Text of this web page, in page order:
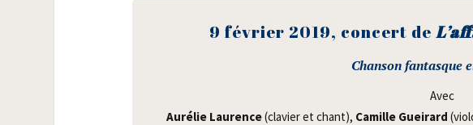
9 février 2019, concert de
Chan­son fan­tasque
Avec
Auré­lie Lau­rence(cla­vier et chant), Camille Guei­rard